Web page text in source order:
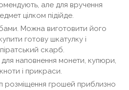
але для вручення
цілком підійде.
Можна виготовити його
готову шкатулку і
піратський скарб.
наповнення монети, купюри,
і прикраси.
розміщення грошей приблизно